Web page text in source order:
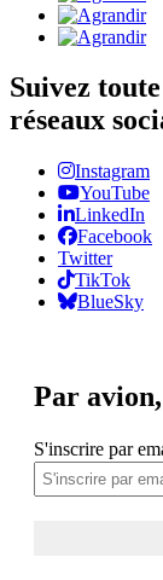
Suivez
réseaux
Instagram
YouTube
LinkedIn
Facebook
Twitter
TikTok
BlueSky
Par avion,
S'inscrire par